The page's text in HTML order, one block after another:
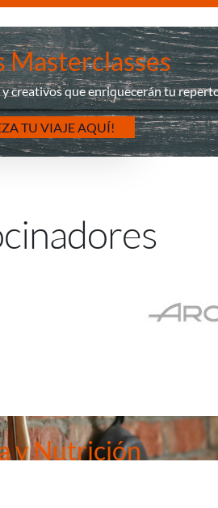
Masterclasses
creativos que enriquecerán tu
TU VIAJE AQUÍ!
y Nutrición